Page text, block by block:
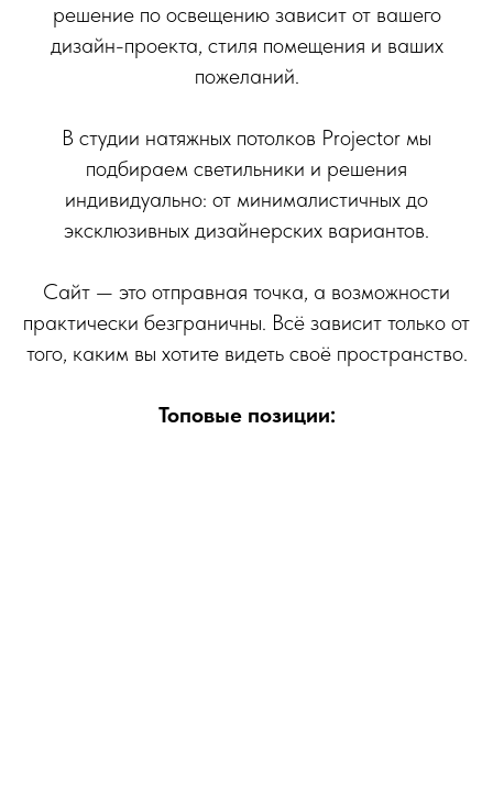
решение по освещению зависит от вашего
дизайн-проекта, стиля помещения и ваших
пожеланий.
В студии натяжных потолков Projector мы
подбираем светильники и решения
индивидуально: от минималистичных до
эксклюзивных дизайнерских вариантов.
Сайт — это отправная точка, а возможности
практически безграничны. Всё зависит только от
того, каким вы хотите видеть своё пространство.
Топовые позиции: